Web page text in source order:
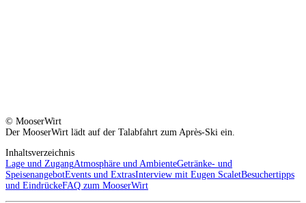
© MooserWirt
Der MooserWirt lädt auf der Talabfahrt zum Après-Ski ein.
Inhaltsverzeichnis
Lage und ZugangAtmosphäre und AmbienteGetränke- und
SpeisenangebotEvents und ExtrasInterview mit Eugen ScaletBesuchertipps
und EindrückeFAQ zum MooserWirt